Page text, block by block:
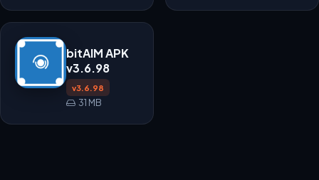
bitAIM APK
v3.6.98
v3.6.98
31 MB